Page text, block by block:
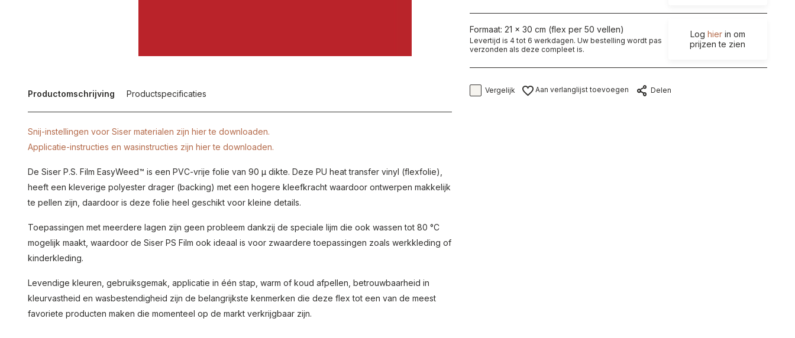
Productomschrijving Productspecificaties
Snij-instellingen voor Siser materialen zijn hier te downloaden.
Applicatie-instructies en wasinstructies zijn hier te downloaden.
De Siser P.S. Film EasyWeed™ is een PVC-vrije folie van 90 µ dikte. Deze PU heat transfer vinyl (flexfolie),
heeft een kleverige polyester drager (backing) met een hogere kleefkracht waardoor ontwerpen makkelijk
te pellen zijn, daardoor is deze folie heel geschikt voor kleine details.
Toepassingen met meerdere lagen zijn geen probleem dankzij de speciale lijm die ook wassen tot 80 °C
mogelijk maakt, waardoor de Siser PS Film ook ideaal is voor zwaardere toepassingen zoals werkkleding of
kinderkleding.
Levendige kleuren, gebruiksgemak, applicatie in één stap, warm of koud afpellen, betrouwbaarheid in
kleurvastheid en wasbestendigheid zijn de belangrijkste kenmerken die deze flex tot een van de meest
favoriete producten maken die momenteel op de markt verkrijgbaar zijn.
Formaat: 21 x 30 cm (flex per 50 vellen)
Levertijd is 4 tot 6 werkdagen. Uw bestelling wordt pas
verzonden als deze compleet is.
Log hierin om
prijzen te zien
Vergelijk Aan verlanglijst toevoegen Delen